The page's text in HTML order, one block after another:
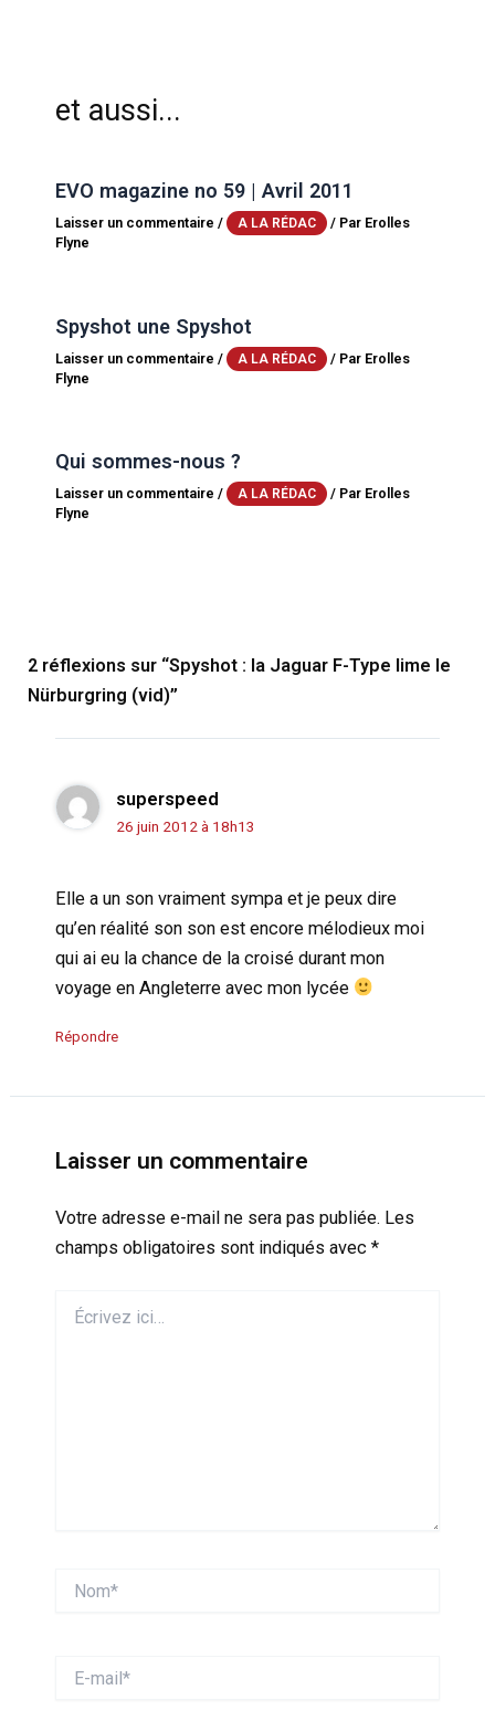
et aussi...
EVO magazine no 59 | Avril 2011
Laisser un commentaire / A LA RÉDAC / Par Erolles
Flyne
Spyshot une Spyshot
Laisser un commentaire / A LA RÉDAC / Par Erolles
Flyne
Qui sommes-nous ?
Laisser un commentaire / A LA RÉDAC / Par Erolles
Flyne
2 réflexions sur “Spyshot : la Jaguar F-Type lime le
Nürburgring (vid)”
superspeed
26 juin 2012 à 18h13
Elle a un son vraiment sympa et je peux dire
qu’en réalité son son est encore mélodieux moi
qui ai eu la chance de la croisé durant mon
voyage en Angleterre avec mon lycée
Répondre
Laisser un commentaire
Votre adresse e-mail ne sera pas publiée. Les
champs obligatoires sont indiqués avec *
ici…
mail*